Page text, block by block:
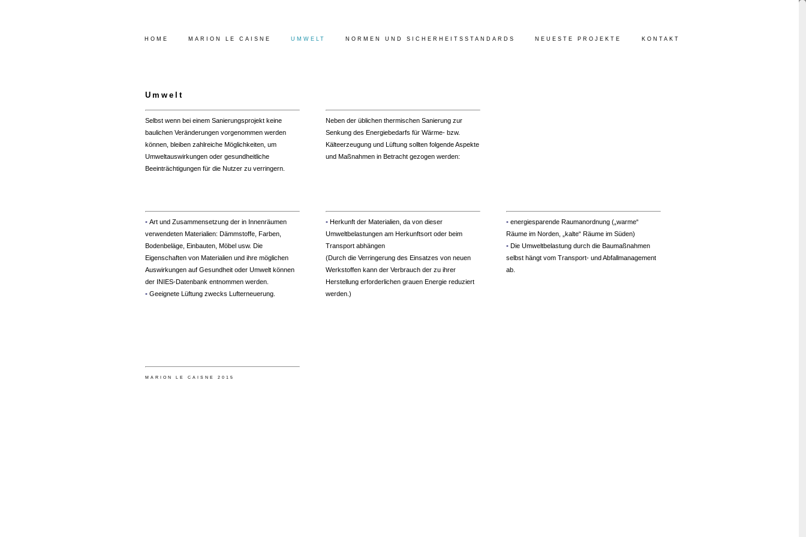
HOME MARION LE CAISNE UMWELT NORMEN UND SICHERHEITSSTANDARDS NEUESTE PROJEKTE KONTAKT
Umwelt
Selbst wenn bei einem Sanierungsprojekt keine
baulichen Veränderungen vorgenommen werden
können, bleiben zahlreiche Möglichkeiten, um
Umweltauswirkungen oder gesundheitliche
Beeinträchtigungen für die Nutzer zu verringern.
Neben der üblichen thermischen Sanierung zur
Senkung des Energiebedarfs für Wärme- bzw.
Kälteerzeugung und Lüftung sollten folgende Aspekte
und Maßnahmen in Betracht gezogen werden:
• Art und Zusammensetzung der in Innenräumen
verwendeten Materialien: Dämmstoffe, Farben,
Bodenbeläge, Einbauten, Möbel usw. Die
Eigenschaften von Materialien und ihre möglichen
Auswirkungen auf Gesundheit oder Umwelt können
der INIES-Datenbank entnommen werden.
• Geeignete Lüftung zwecks Lufterneuerung.
• Herkunft der Materialien, da von dieser
Umweltbelastungen am Herkunftsort oder beim
Transport abhängen
(Durch die Verringerung des Einsatzes von neuen
Werkstoffen kann der Verbrauch der zu ihrer
Herstellung erforderlichen grauen Energie reduziert
werden.)
• energiesparende Raumanordnung („warme“
Räume im Norden, „kalte“ Räume im Süden)
• Die Umweltbelastung durch die Baumaßnahmen
selbst hängt vom Transport- und Abfallmanagement
ab.
MARION LE CAISNE 2015